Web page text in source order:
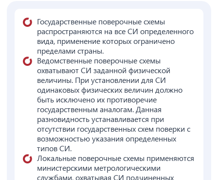
Государственные поверочные схемы
распространяются на все СИ определенного
вида, применение которых ограничено
пределами страны.
Ведомственные поверочные схемы
охватывают СИ заданной физической
величины. При установлении для СИ
одинаковых физических величин должно
быть исключено их противоречие
государственным аналогам. Данная
разновидность устанавливается при
отсутствии государственных схем поверки с
возможностью указания определенных
типов СИ.
Локальные поверочные схемы применяются
министерскими метрологическими
службами, охватывая СИ подчиненных